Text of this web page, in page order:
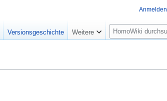
Anmelden
Versionsgeschichte Weitere
Suche